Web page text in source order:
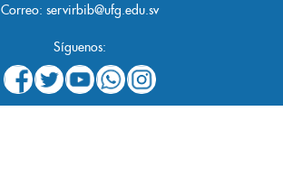
Correo: servirbib@ufg.edu.sv
Síguenos: